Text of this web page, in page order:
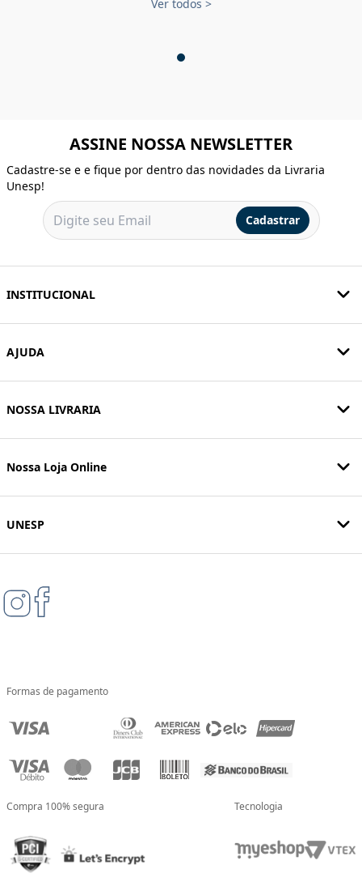
Ver todos >
ASSINE NOSSA NEWSLETTER
Cadastre-se e e fique por dentro das novidades da Livraria
Unesp!
Cadastrar
INSTITUCIONAL
AJUDA
NOSSA LIVRARIA
Nossa Loja Online
UNESP
Formas de pagamento
Compra 100% segura Tecnologia